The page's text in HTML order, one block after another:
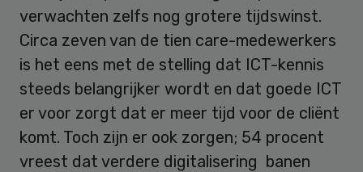
verwachten zelfs nog grotere tijdswinst.
Circa zeven van de tien care-medewerkers
is het eens met de stelling dat ICT-kennis
steeds belangrijker wordt en dat goede ICT
er voor zorgt dat er meer tijd voor de cliënt
komt. Toch zijn er ook zorgen; 54 procent
vreest dat verdere digitalisering banen